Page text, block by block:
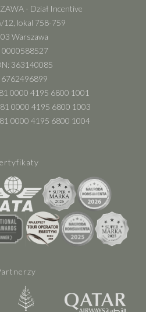
- Dział Incentive
12, lokal 758-759
Warszawa
0000588527
363140085
6762496899
0000 4195 6800 1001
0000 4195 6800 1003
0000 4195 6800 1004